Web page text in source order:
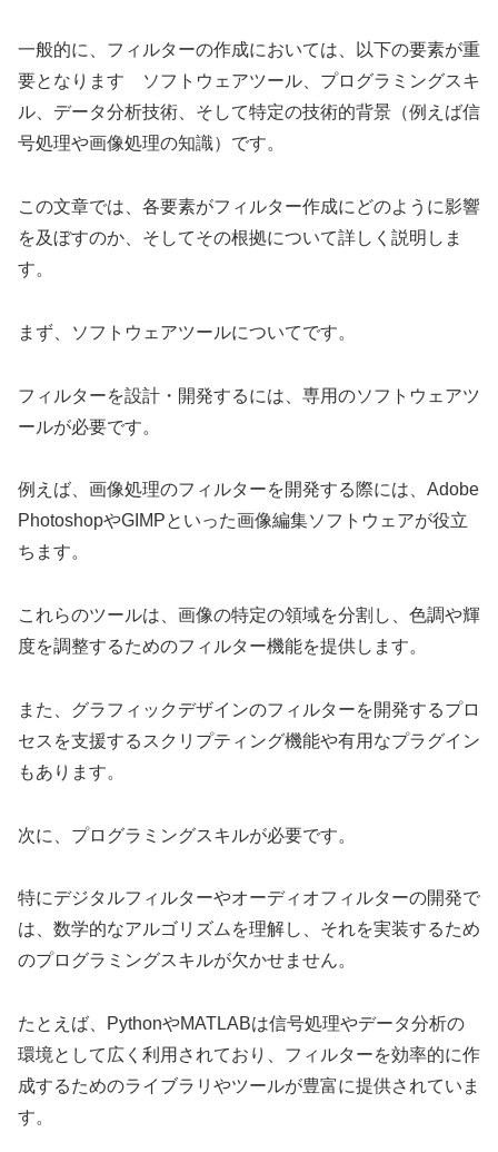
一般的に、フィルターの作成においては、以下の要素が重
要となります ソフトウェアツール、プログラミングスキ
ル、データ分析技術、そして特定の技術的背景（例えば信
号処理や画像処理の知識）です。
この文章では、各要素がフィルター作成にどのように影響
を及ぼすのか、そしてその根拠について詳しく説明しま
す。
まず、ソフトウェアツールについてです。
フィルターを設計・開発するには、専用のソフトウェアツ
ールが必要です。
例えば、画像処理のフィルターを開発する際には、Adobe
PhotoshopやGIMPといった画像編集ソフトウェアが役立
ちます。
これらのツールは、画像の特定の領域を分割し、色調や輝
度を調整するためのフィルター機能を提供します。
また、グラフィックデザインのフィルターを開発するプロ
セスを支援するスクリプティング機能や有用なプラグイン
もあります。
次に、プログラミングスキルが必要です。
特にデジタルフィルターやオーディオフィルターの開発で
は、数学的なアルゴリズムを理解し、それを実装するため
のプログラミングスキルが欠かせません。
たとえば、PythonやMATLABは信号処理やデータ分析の
環境として広く利用されており、フィルターを効率的に作
成するためのライブラリやツールが豊富に提供されていま
す。